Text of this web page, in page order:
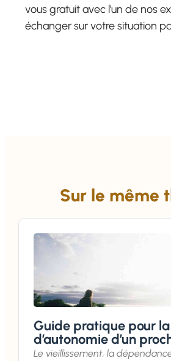
vous gratuit avec l’un de nos
échanger sur votre situation
Sur le même
Guide pratique pour
d’autonomie d’un
Le vieillissement, la